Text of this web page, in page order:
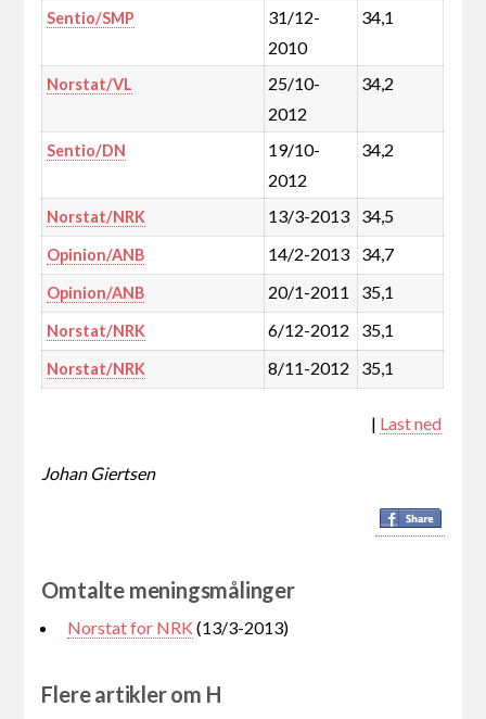
Sentio/SMP
31/12-
2010
34,1
Norstat/VL
25/10-
2012
34,2
Sentio/DN
19/10-
2012
34,2
Norstat/NRK 13/3-2013 34,5
Opinion/ANB 14/2-2013 34,7
Opinion/ANB 20/1-2011 35,1
Norstat/NRK 6/12-2012 35,1
Norstat/NRK 8/11-2012 35,1
| Last ned
Johan Giertsen
Omtalte meningsmålinger
Norstat for NRK (13/3-2013)
Flere artikler om H